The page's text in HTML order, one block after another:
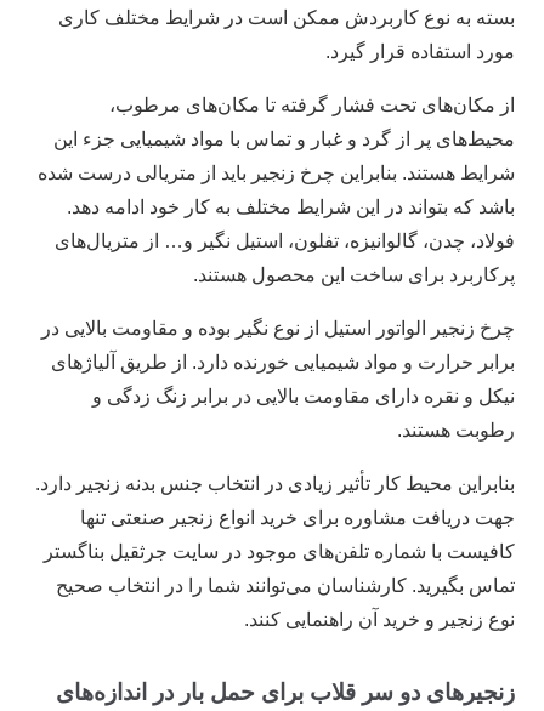
بسته به نوع کاربردش ممکن است در شرایط مختلف کاری
مورد استفاده قرار گیرد.
از مکان‌های تحت فشار گرفته تا مکان‌های مرطوب،
محیط‌های پر از گرد و غبار و تماس با مواد شیمیایی جزء این
شرایط هستند. بنابراین چرخ زنجیر باید از متریالی درست شده
باشد که بتواند در این شرایط مختلف به کار خود ادامه دهد.
فولاد، چدن، گالوانیزه، تفلون، استیل نگیر و… از متریال‌های
پرکاربرد برای ساخت این محصول هستند.
چرخ زنجیر الواتور استیل از نوع نگیر بوده و مقاومت بالایی در
برابر حرارت و مواد شیمیایی خورنده دارد. از طریق آلیاژ‌های
نیکل و نقره دارای مقاومت بالایی در برابر زنگ زدگی و
رطوبت هستند.
بنابراین محیط کار تأثیر زیادی در انتخاب جنس بدنه زنجیر دارد.
جهت دریافت مشاوره برای خرید انواع زنجیر صنعتی تنها
کافیست با شماره تلفن‌های موجود در سایت جرثقیل بناگستر
تماس بگیرید. کارشناسان می‌توانند شما را در انتخاب صحیح
نوع زنجیر و خرید آن راهنمایی کنند.
زنجیر‌های دو سر قلاب برای حمل بار در اندازه‌های